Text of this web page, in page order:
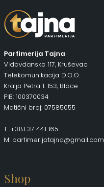
Parfimerija Tajna
Vidovdanska 117, Kruševac
Telekomunikacija D.O.O.
Kralja Petra 1. 153, Blace
PIB: 100370034
Matični broj: 07585055
T: +381 37 441 165
M: parfimerijatajna@gmail.com
Shop